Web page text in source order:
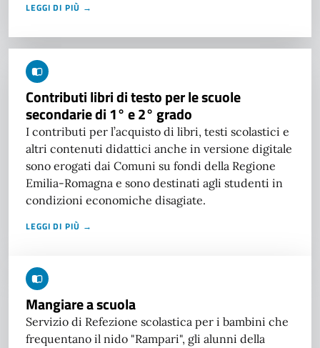
LEGGI DI PIÙ →
Contributi libri di testo per le scuole
secondarie di 1° e 2° grado
I contributi per l’acquisto di libri, testi scolastici e
altri contenuti didattici anche in versione digitale
sono erogati dai Comuni su fondi della Regione
Emilia-Romagna e sono destinati agli studenti in
condizioni economiche disagiate.
LEGGI DI PIÙ →
Mangiare a scuola
Servizio di Refezione scolastica per i bambini che
frequentano il nido "Rampari", gli alunni della